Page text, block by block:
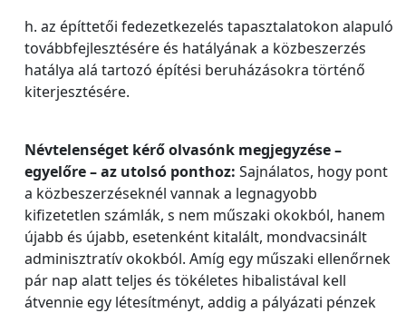
h. az építtetői fedezetkezelés tapasztalatokon alapuló
továbbfejlesztésére és hatályának a közbeszerzés
hatálya alá tartozó építési beruházásokra történő
kiterjesztésére.
Névtelenséget kérő olvasónk megjegyzése –
egyelőre – az utolsó ponthoz: Sajnálatos, hogy pont
a közbeszerzéseknél vannak a legnagyobb
kifizetetlen számlák, s nem műszaki okokból, hanem
újabb és újabb, esetenként kitalált, mondvacsinált
adminisztratív okokból. Amíg egy műszaki ellenőrnek
pár nap alatt teljes és tökéletes hibalistával kell
átvennie egy létesítményt, addig a pályázati pénzek